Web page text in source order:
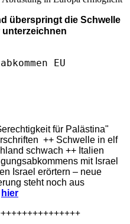
überspringt die Schwelle
unterzeichnen
für Palästina"
++ Schwelle in elf
schwach ++ Italien
mit Israel
Israel erörtern – neue
steht noch aus
hier